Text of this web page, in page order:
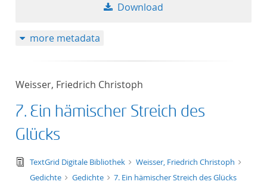
Download
more metadata
Weisser, Friedrich Christoph
7. Ein hämischer Streich des
Glücks
text/tg.edition+tg.aggregation+xml
TextGrid Digitale Bibliothek
Weisser, Friedrich Christoph
Gedichte
Gedichte 7. Ein hämischer Streich des Glücks